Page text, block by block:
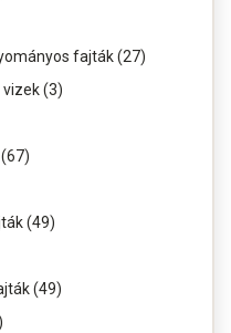
fajták (27)
vizek (3)
(49)
(49)